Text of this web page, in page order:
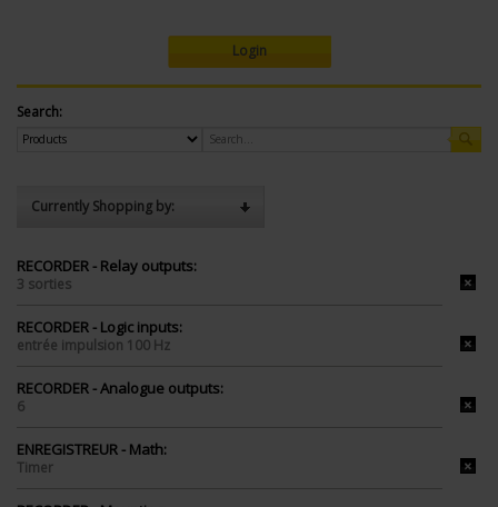
Login
Search:
Currently Shopping by:
RECORDER - Relay outputs:
3 sorties
RECORDER - Logic inputs:
entrée impulsion 100 Hz
RECORDER - Analogue outputs:
6
ENREGISTREUR - Math:
Timer